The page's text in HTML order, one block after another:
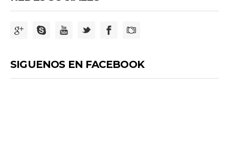
SIGUENOS EN FACEBOOK